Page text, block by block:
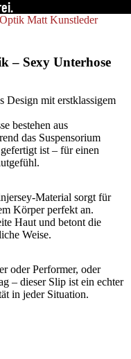
Matt Kunstleder
– Sexy Unterhose
Design mit erstklassigem
bestehen aus
das Suspensorium
ist – für einen
Material sorgt für
Körper perfekt an.
Haut und betont die
Weise.
oder Performer, oder
– dieser Slip ist ein echter
in jeder Situation.